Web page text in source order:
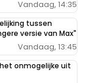
Vandaag, 14:35
tussen
versie van Max"
Vandaag, 13:45
onmogelijke uit